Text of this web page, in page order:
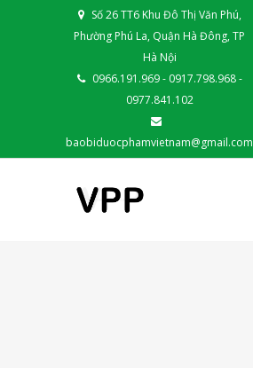
Số 26 TT6 Khu Đô Thị Văn Phú,
Phường Phú La, Quận Hà Đông, TP
Hà Nội
0966.191.969 - 0917.798.968 -
0977.841.102
baobiduocphamvietnam@gmail.com